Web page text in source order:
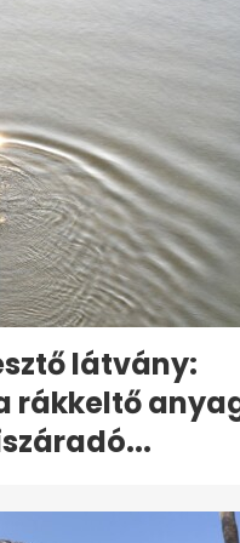
látvány:
rákkeltő